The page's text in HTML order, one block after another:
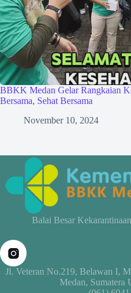
BBKK Medan Gelar Rangkaian
Bersama, Sehat Bersama
November 10, 2024
Balai Besar
Jl. Veteran No.219, Belawan I,
Medan, Sumatera